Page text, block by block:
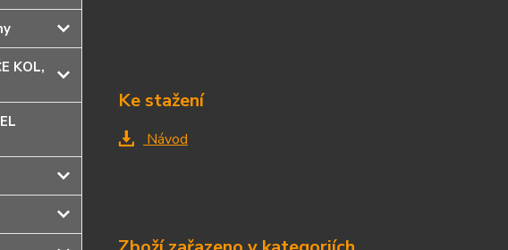
KOL,
Ke stažení
Návod